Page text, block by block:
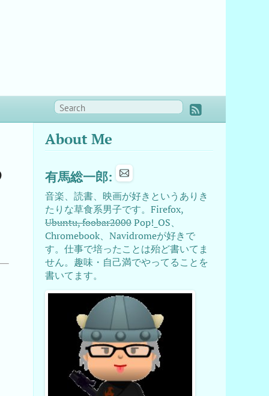
About Me
有馬総一郎:
音楽、読書、映画が好きというありき
たりな草食系男子です。Firefox,
Ubuntu, foobar2000Pop!_OS、
Chromebook、Navidromeが好きで
す。仕事で培ったことは殆ど書いてま
せん。趣味・自己満でやってることを
書いてます。